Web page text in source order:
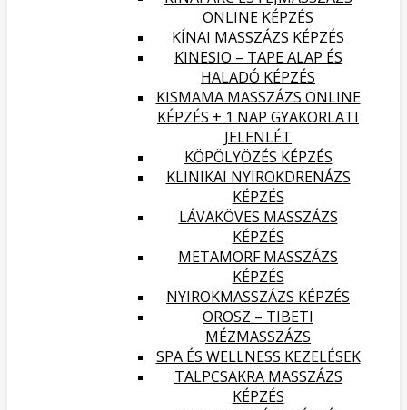
ONLINE KÉPZÉS
KÍNAI MASSZÁZS KÉPZÉS
KINESIO – TAPE ALAP ÉS
HALADÓ KÉPZÉS
KISMAMA MASSZÁZS ONLINE
KÉPZÉS + 1 NAP GYAKORLATI
JELENLÉT
KÖPÖLYÖZÉS KÉPZÉS
KLINIKAI NYIROKDRENÁZS
KÉPZÉS
LÁVAKÖVES MASSZÁZS
KÉPZÉS
METAMORF MASSZÁZS
KÉPZÉS
NYIROKMASSZÁZS KÉPZÉS
OROSZ – TIBETI
MÉZMASSZÁZS
SPA ÉS WELLNESS KEZELÉSEK
TALPCSAKRA MASSZÁZS
KÉPZÉS